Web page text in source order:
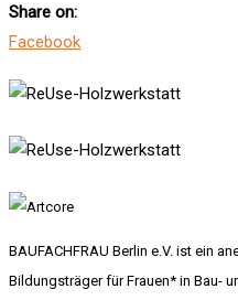
Share on:
Facebook
BAUFACHFRAU Berlin e.V. ist ein
Bildungsträger für Frauen* in Bau-